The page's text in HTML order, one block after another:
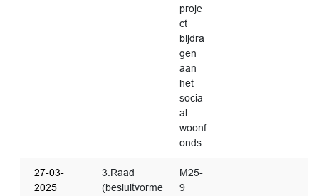
proje
ct
bijdra
gen
aan
het
socia
al
woonf
onds
27-03-
2025
3.Raad
(besluitvorme
M25-
9